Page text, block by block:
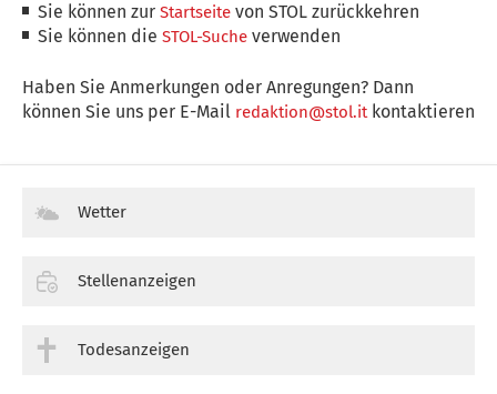
Sie können zurStartseite von STOL zurückkehren
Sie können dieSTOL-Suche verwenden
Haben Sie Anmerkungen oder Anregungen? Dann
können Sie uns per E-Mail redaktion@stol.itkontaktieren
Wetter
Stellenanzeigen
Todesanzeigen